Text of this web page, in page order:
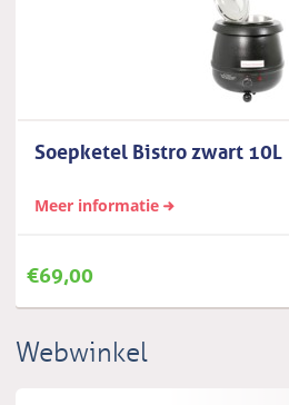
Soepketel Bistro zwart 10L
Meer informatie
€69,00
Webwinkel